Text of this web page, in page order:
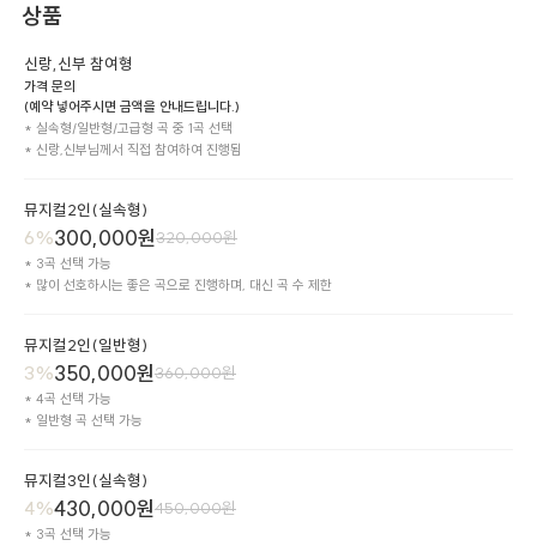
상품
신랑,신부 참여형
가격 문의
(예약 넣어주시면 금액을 안내드립니다.)
* 실속형/일반형/고급형 곡 중 1곡 선택
* 신랑,신부님께서 직접 참여하여 진행됨
뮤지컬2인(실속형)
6%300,000원320,000원
* 3곡 선택 가능
* 많이 선호하시는 좋은 곡으로 진행하며, 대신 곡 수 제한
뮤지컬2인(일반형)
3%350,000원360,000원
* 4곡 선택 가능
* 일반형 곡 선택 가능
뮤지컬3인(실속형)
4%430,000원450,000원
* 3곡 선택 가능